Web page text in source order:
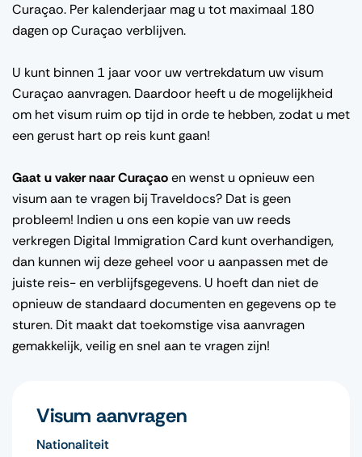
Curaçao. Per kalenderjaar mag u tot maximaal 180
dagen op Curaçao verblijven.
U kunt binnen 1 jaar voor uw vertrekdatum uw visum
Curaçao aanvragen. Daardoor heeft u de mogelijkheid
om het visum ruim op tijd in orde te hebben, zodat u met
een gerust hart op reis kunt gaan!
Gaat u vaker naar Curaçaoen wenst u opnieuw een
visum aan te vragen bij Traveldocs? Dat is geen
probleem! Indien u ons een kopie van uw reeds
verkregen Digital Immigration Card kunt overhandigen,
dan kunnen wij deze geheel voor u aanpassen met de
juiste reis- en verblijfsgegevens. U hoeft dan niet de
opnieuw de standaard documenten en gegevens op te
sturen. Dit maakt dat toekomstige visa aanvragen
gemakkelijk, veilig en snel aan te vragen zijn!
Visum aanvragen
Nationaliteit